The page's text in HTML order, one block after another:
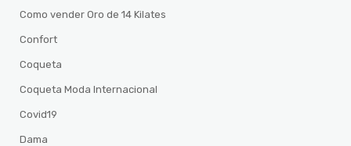
Como vender Oro de 14 Kilates
Confort
Coqueta
Coqueta Moda Internacional
Covid19
Dama